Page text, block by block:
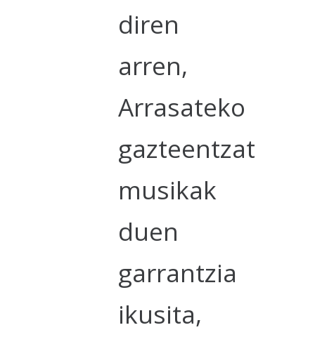
diren
arren,
Arrasateko
gazteentzat
musikak
duen
garrantzia
ikusita,